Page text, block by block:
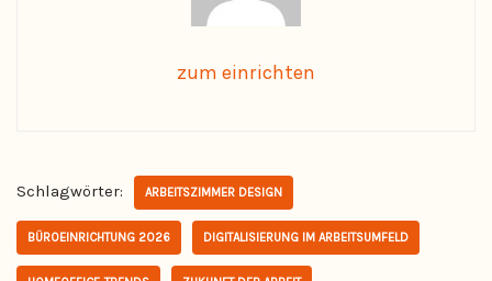
zum einrichten
Schlagwörter: ARBEITSZIMMER DESIGN
BÜROEINRICHTUNG 2026 DIGITALISIERUNG IM ARBEITSUMFELD